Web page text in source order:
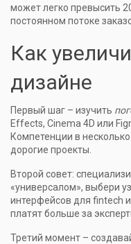
может легко превысить
постоянном потоке
Как
дизайне
Первый шаг – изучить
Effects, Cinema 4D или
Компетенции в
дорогие проекты.
Второй совет:
«универсалом», выбери
интерфейсов для fintech
платят больше за
Третий момент –